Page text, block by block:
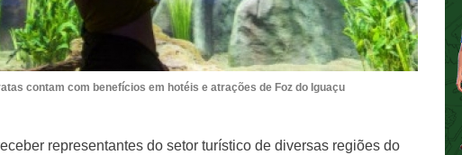
contam com benefícios em hotéis e atrações de Foz do Iguaçu
representantes do setor turístico de diversas regiões do